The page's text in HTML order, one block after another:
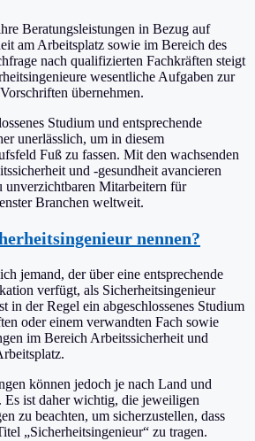
Beratungsleistungen in Bezug auf
am Arbeitsplatz sowie im Bereich des
nach qualifizierten Fachkräften steigt
wesentliche Aufgaben zur
übernehmen.
Studium und entsprechende
unerlässlich, um in diesem
Fuß zu fassen. Mit den wachsenden
und -gesundheit avancieren
unverzichtbaren Mitarbeitern für
Branchen weltweit.
nennen?
jemand, der über eine entsprechende
verfügt, als Sicherheitsingenieur
in der Regel ein abgeschlossenes Studium
oder einem verwandten Fach sowie
im Bereich Arbeitssicherheit und
können jedoch je nach Land und
Es ist daher wichtig, die jeweiligen
zu beachten, um sicherzustellen, dass
„Sicherheitsingenieur“ zu tragen.